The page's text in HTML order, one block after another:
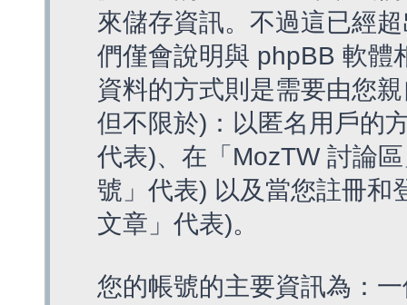
來儲存資訊。不過這已經
們僅會說明與 phpBB 軟體
資料的方式則是需要由您
但不限於)：以匿名用戶的
代表)、在「MozTW 討論
號」代表) 以及當您註冊和
文章」代表)。
您的帳號的主要資訊為：